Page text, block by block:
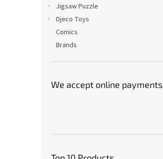
Jigsaw Puzzle
Djeco Toys
Comics
Brands
We accept online payments